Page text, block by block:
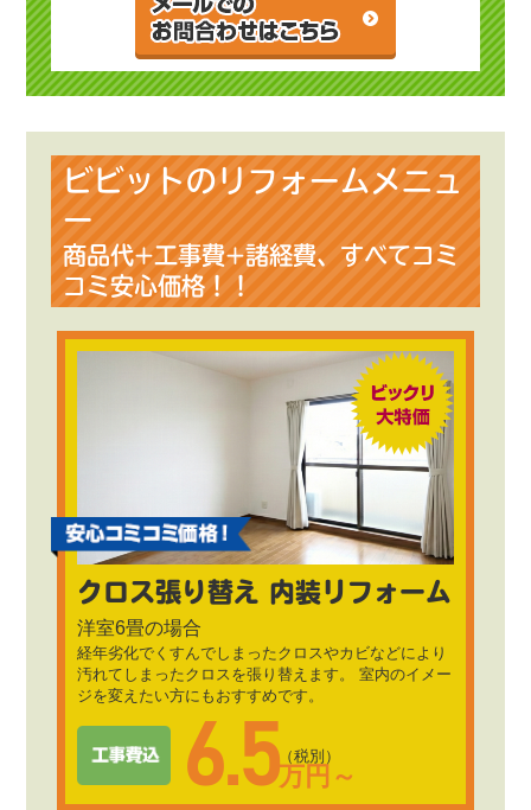
ビビットのリフォームメニュ
ー
商品代+工事費+諸経費、すべてコミ
コミ安心価格！！
クロス張り替え 内装リフォーム
洋室6畳の場合
経年劣化でくすんでしまったクロスやカビなどにより
汚れてしまったクロスを張り替えます。 室内のイメー
ジを変えたい方にもおすすめです。
6.5万円～
（税別）